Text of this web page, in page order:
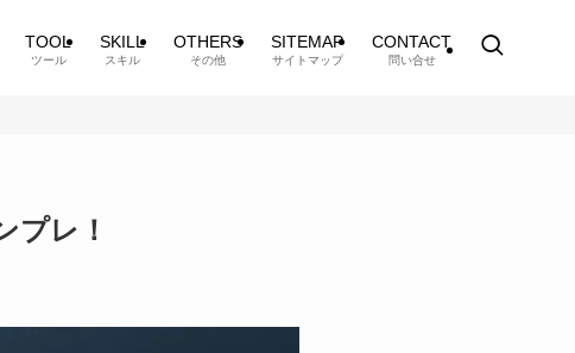
TOOL
ツール
SKILL
スキル
OTHERS
その他
SITEMAP
サイトマップ
CONTACT
問い合せ
プレ！